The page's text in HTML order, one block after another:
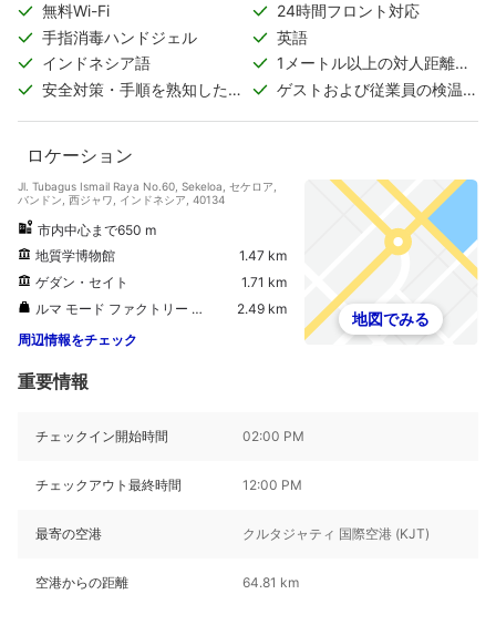
無料Wi-Fi
24時間フロント対応
手指消毒ハンドジェル
英語
インドネシア語
1メートル以上の対人距離の
確保
安全対策・手順を熟知した従
ゲストおよび従業員の検温実
ロケーション
Jl. Tubagus Ismail Raya No.60, Sekeloa, セケロア,
バンドン, 西ジャワ, インドネシア, 40134
市内中心まで650 m
地質学博物館
1.47 km
ゲダン・セイト
1.71 km
ルマ モード ファクトリー アウトレット
2.49 km
周辺情報をチェック
地図でみる
重要情報
チェックイン開始時間 02:00 PM
チェックアウト最終時間 12:00 PM
最寄の空港 クルタジャティ 国際空港 (KJT)
空港からの距離 64.81 km